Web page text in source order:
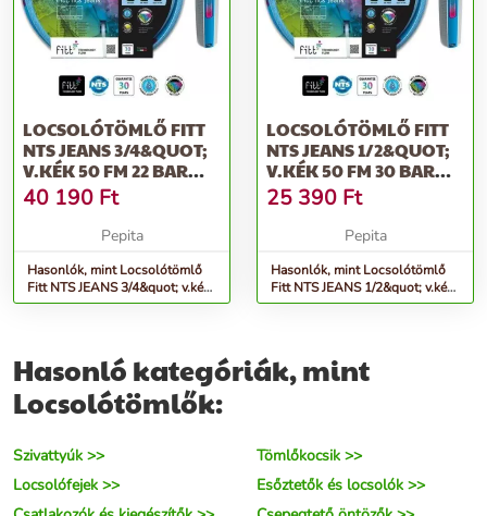
LOCSOLÓTÖMLŐ FITT
NTS JEANS 3/4&QUOT;
V.KÉK 50 FM 22 BAR
CSAVAR...
40 190 Ft
Pepita
Hasonlók, mint Locsolótömlő
Fitt NTS JEANS 3/4&quot; v.kék
50 fm 22 bar csavar...
LOCSOLÓTÖMLŐ FITT
NTS JEANS 1/2&QUOT;
V.KÉK 50 FM 30 BAR
CSAVA...
25 390 Ft
Pepita
Hasonlók, mint Locsolótömlő
Fitt NTS JEANS 1/2&quot; v.kék
50 fm 30 bar csava...
Hasonló kategóriák, mint
Locsolótömlők:
Szivattyúk >>
Tömlőkocsik >>
Locsolófejek >>
Esőztetők és locsolók >>